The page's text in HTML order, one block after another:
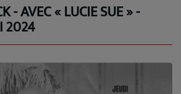
- AVEC « LUCIE SUE » -
2024